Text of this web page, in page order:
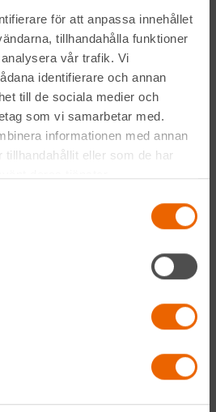
för att anpassa innehållet
tillhandahålla funktioner
vår trafik. Vi
identifierare och annan
till de sociala medier och
som vi samarbetar med.
informationen med annan
tillhandahållit eller som de har
bygg- och anläggningsbranschen med
– alltid med möjlighet att få dem
dem.
det vanliga och problemlösning som gör
om maskiner, men alltid allra mest om
in till din närmsta depå!